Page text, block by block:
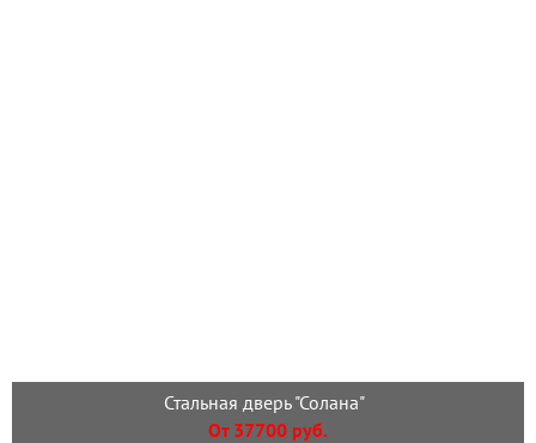
Стальная дверь "Солана"
От 37700 руб.